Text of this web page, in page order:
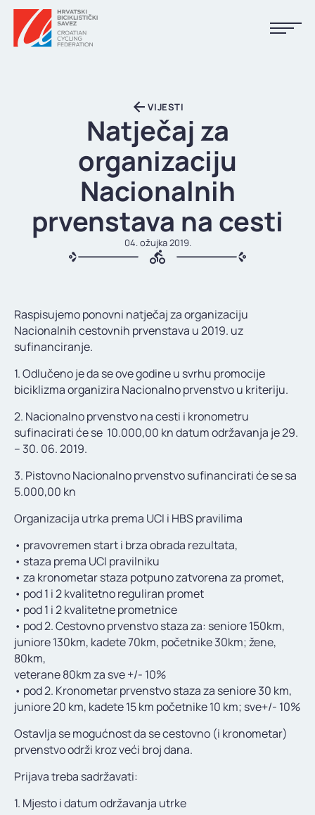
TIJELA HBS-A
DOKUMENTI
KONTAKT
VIJESTI
Natječaj za
organizaciju
Nacionalnih
prvenstava na cesti
04. ožujka 2019.
Raspisujemo ponovni natječaj za organizaciju
Nacionalnih cestovnih prvenstava u 2019. uz
sufinanciranje.
1. Odlučeno je da se ove godine u svrhu promocije
biciklizma organizira Nacionalno prvenstvo u kriteriju.
2. Nacionalno prvenstvo na cesti i kronometru
sufinacirati će se 10.000,00 kn datum održavanja je 29.
– 30. 06. 2019.
3. Pistovno Nacionalno prvenstvo sufinancirati će se sa
5.000,00 kn
Organizacija utrka prema UCI i HBS pravilima
• pravovremen start i brza obrada rezultata,
• staza prema UCI pravilniku
• za kronometar staza potpuno zatvorena za promet,
• pod 1 i 2 kvalitetno reguliran promet
• pod 1 i 2 kvalitetne prometnice
• pod 2. Cestovno prvenstvo staza za: seniore 150km,
juniore 130km, kadete 70km, početnike 30km; žene,
80km,
veterane 80km za sve +/- 10%
• pod 2. Kronometar prvenstvo staza za seniore 30 km,
juniore 20 km, kadete 15 km početnike 10 km; sve+/- 10%
Ostavlja se mogućnost da se cestovno (i kronometar)
prvenstvo održi kroz veći broj dana.
Prijava treba sadržavati:
1. Mjesto i datum održavanja utrke